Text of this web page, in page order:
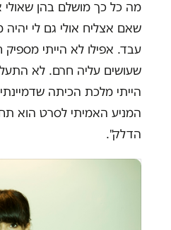
מה כל כך מושלם בהן
שאם אצליח אולי גם לי
עבד. אפילו לא הייתי מספיק
שעושים עליה חרם. לא
הייתי מלכת הכיתה
המניע האמיתי לסרט הוא
הדלק".